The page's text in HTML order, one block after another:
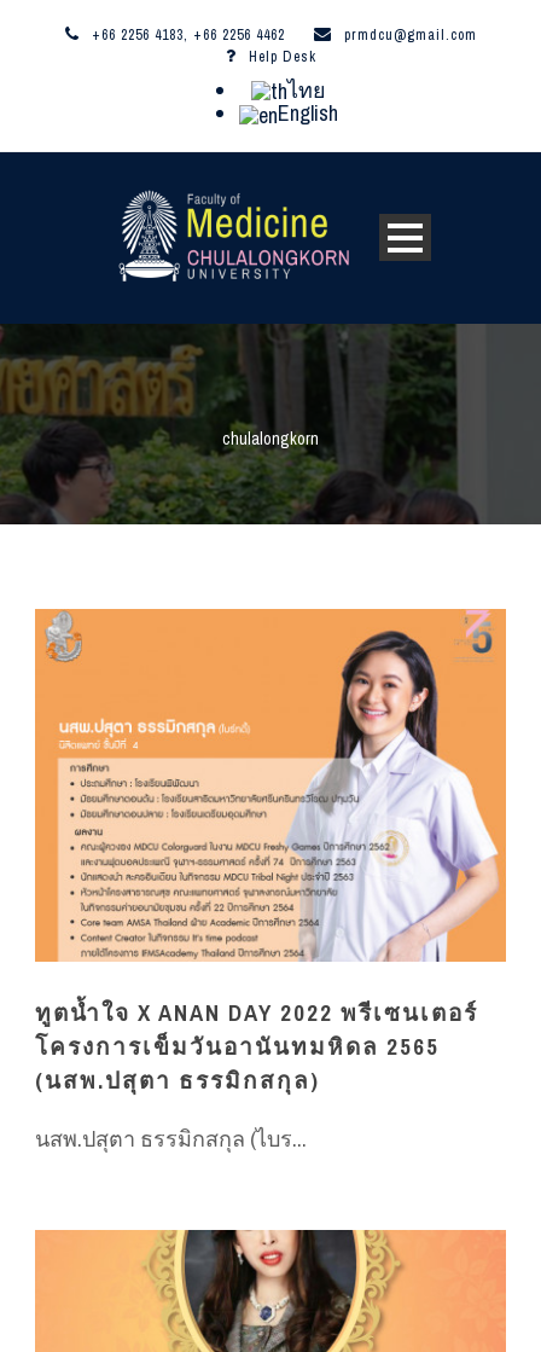
+66 2256 4183, +66 2256 4462
prmdcu@gmail.com
Help Desk
ไทย
English
chulalongkorn
ทูตน้ำใจ X ANAN DAY 2022 พรีเซนเตอร์
โครงการเข็มวันอานันทมหิดล 2565
(นสพ.ปสุตา ธรรมิกสกุล)
นสพ.ปสุตา ธรรมิกสกุล (ไบร...